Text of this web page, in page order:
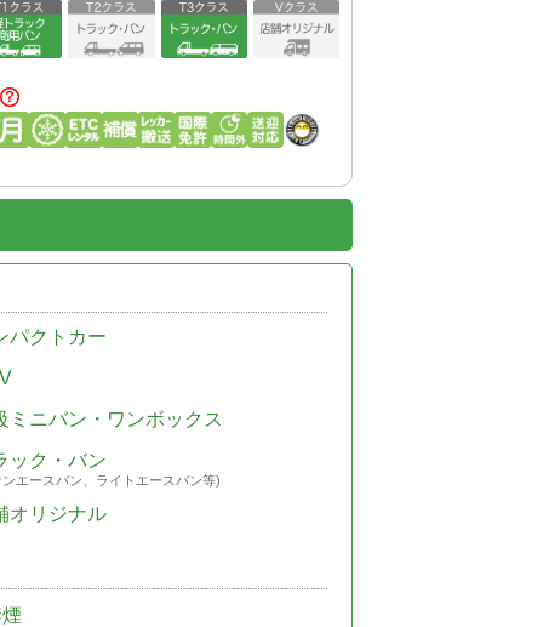
パクトカー
ミニバン・ワンボックス
ック・バン
エースバン、ライトエースバン等)
オリジナル